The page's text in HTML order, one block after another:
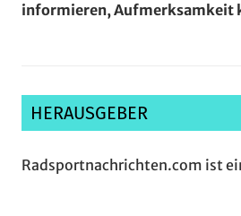
informieren, Aufmerksamkeit
HERAUSGEBER
Radsportnachrichten.com ist